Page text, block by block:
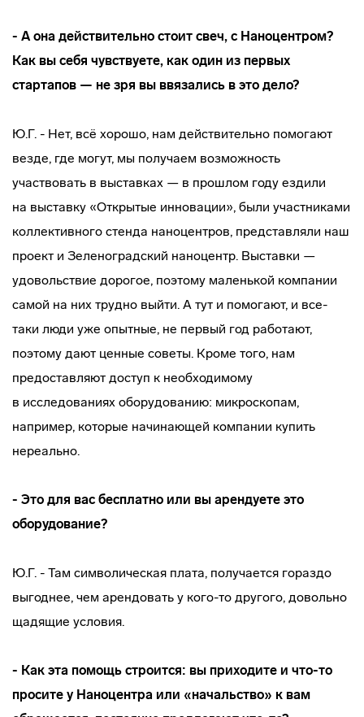
- А она действительно стоит свеч, с Наноцентром?
Как вы себя чувствуете, как один из первых
стартапов — не зря вы ввязались в это дело?
Ю.Г. - Нет, всё хорошо, нам действительно помогают
везде, где могут, мы получаем возможность
участвовать в выставках — в прошлом году ездили
на выставку «Открытые инновации», были участниками
коллективного стенда наноцентров, представляли наш
проект и Зеленоградский наноцентр. Выставки —
удовольствие дорогое, поэтому маленькой компании
самой на них трудно выйти. А тут и помогают, и все-
таки люди уже опытные, не первый год работают,
поэтому дают ценные советы. Кроме того, нам
предоставляют доступ к необходимому
в исследованиях оборудованию: микроскопам,
например, которые начинающей компании купить
нереально.
- Это для вас бесплатно или вы арендуете это
оборудование?
Ю.Г. - Там символическая плата, получается гораздо
выгоднее, чем арендовать у кого-то другого, довольно
щадящие условия.
- Как эта помощь строится: вы приходите и что-то
просите у Наноцентра или «начальство» к вам